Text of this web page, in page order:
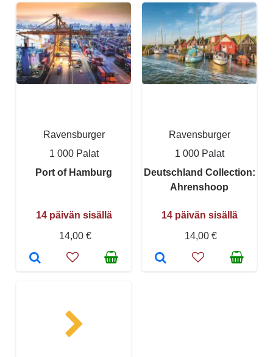
Ravensburger
1 000 Palat
Port of Hamburg
14 päivän sisällä
14,00 €
Ravensburger
1 000 Palat
Deutschland Collection:
Ahrenshoop
14 päivän sisällä
14,00 €